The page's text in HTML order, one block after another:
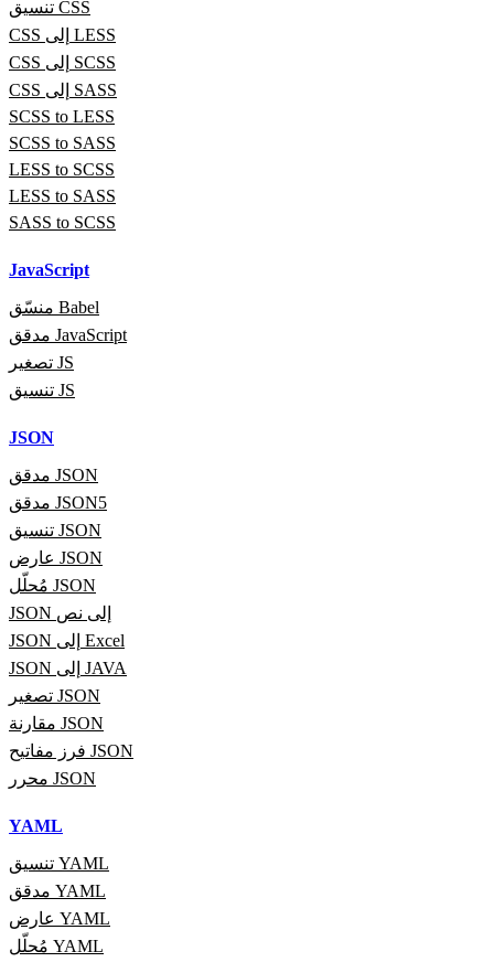
تنسيق CSS
CSS إلى LESS
CSS إلى SCSS
CSS إلى SASS
SCSS to LESS
SCSS to SASS
LESS to SCSS
LESS to SASS
SASS to SCSS
JavaScript
منسّق Babel
مدقق JavaScript
تصغير JS
تنسيق JS
JSON
مدقق JSON
مدقق JSON5
تنسيق JSON
عارض JSON
مُحلّل JSON
JSON إلى نص
JSON إلى Excel
JSON إلى JAVA
تصغير JSON
مقارنة JSON
فرز مفاتيح JSON
محرر JSON
YAML
تنسيق YAML
مدقق YAML
عارض YAML
مُحلّل YAML